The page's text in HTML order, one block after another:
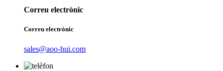
Correu electrònic
Correu electrònic
sales@aoo-hui.com